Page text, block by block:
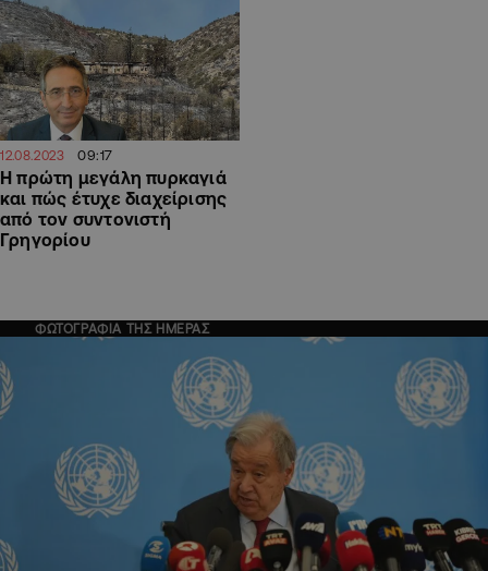
12.08.2023 09:17
Η πρώτη μεγάλη πυρκαγιά
και πώς έτυχε διαχείρισης
από τον συντονιστή
Γρηγορίου
ΦΩΤΟΓΡΑΦΙΑ ΤΗΣ ΗΜΕΡΑΣ